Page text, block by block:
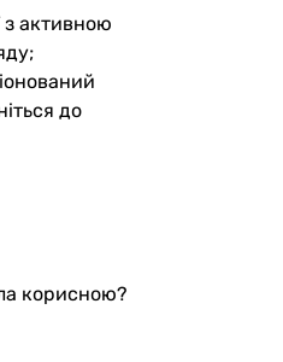
з активною
до
корисною?